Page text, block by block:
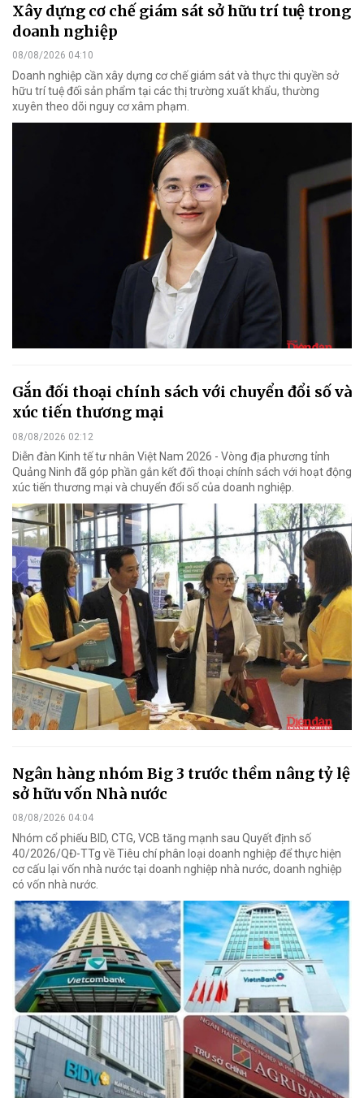
Xây dựng cơ chế giám sát sở hữu trí tuệ trong
doanh nghiệp
08/08/2026 04:10
Doanh nghiệp cần xây dựng cơ chế giám sát và thực thi quyền sở
hữu trí tuệ đối sản phẩm tại các thị trường xuất khẩu, thường
xuyên theo dõi nguy cơ xâm phạm.
Gắn đối thoại chính sách với chuyển đổi số và
xúc tiến thương mại
08/08/2026 02:12
Diễn đàn Kinh tế tư nhân Việt Nam 2026 - Vòng địa phương tỉnh
Quảng Ninh đã góp phần gắn kết đối thoại chính sách với hoạt động
xúc tiến thương mại và chuyển đổi số của doanh nghiệp.
Ngân hàng nhóm Big 3 trước thềm nâng tỷ lệ
sở hữu vốn Nhà nước
08/08/2026 04:04
Nhóm cổ phiếu BID, CTG, VCB tăng mạnh sau Quyết định số
40/2026/QĐ-TTg về Tiêu chí phân loại doanh nghiệp để thực hiện
cơ cấu lại vốn nhà nước tại doanh nghiệp nhà nước, doanh nghiệp
có vốn nhà nước.